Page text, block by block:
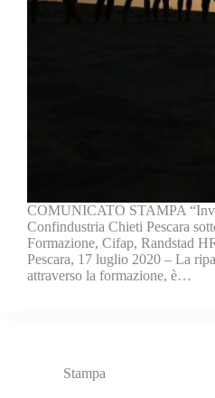
COMUNICATO STAMPA
Confindustria Chieti Pescara
Formazione, Cifap, Randstad
Pescara, 17 luglio 2020 – La
attraverso la formazione, è…
Stampa